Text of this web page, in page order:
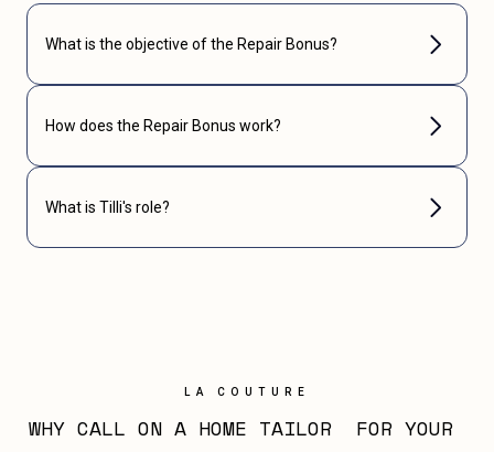
What is the objective of the Repair Bonus?
How does the Repair Bonus work?
What is Tilli's role?
LA COUTURE
WHY CALL ON A HOME TAILOR  FOR YOUR